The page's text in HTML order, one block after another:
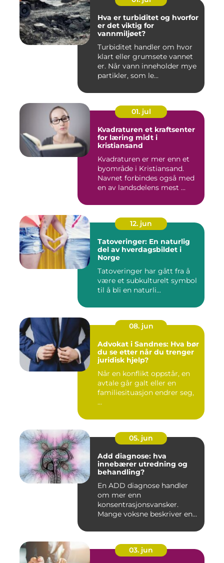
Hva er turbiditet og hvorfor
er det viktig for
vannmiljøet?
Turbiditet handler om hvor
klart eller grumsete vannet
er. Når vann inneholder mye
partikler, som le...
01. jul
Kvadraturen et kraftsenter
for læring midt i
kristiansand
Kvadraturen er mer enn et
byområde i Kristiansand.
Navnet forbindes også med
en av landsdelens mest ...
12. jun
Tatoveringer: En naturlig
del av hverdagsbildet i
Norge
Tatoveringer har gått fra å
være et subkulturelt symbol
til å bli en naturli...
08. jun
Advokat i Sandnes: Hva bør
du se etter når du trenger
juridisk hjelp?
Når en konflikt oppstår, en
avtale går galt eller en
familiesituasjon endrer seg,
...
05. jun
Add diagnose: hva
innebærer utredning og
behandling?
En ADD diagnose handler
om mer enn
konsentrasjonsvansker.
Mange voksne beskriver en
03. jun